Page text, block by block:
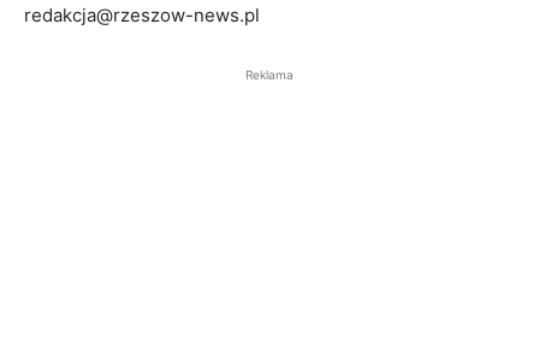
redakcja@rzeszow-news.pl
Reklama